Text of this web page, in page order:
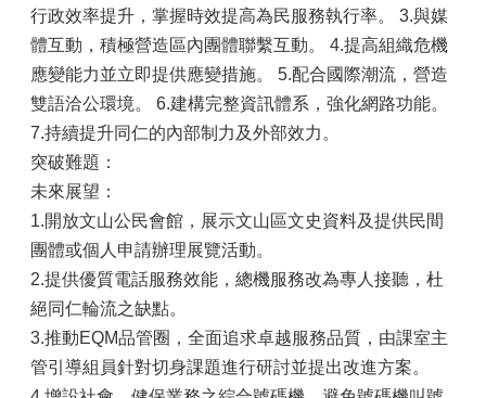
防
災
救
災
資
訊
(Disaster
prevention
response)
府
資
訊
公
行政效率提升，掌握時效提高為民服務執行率。 3.與媒
體互動，積極營造區內團體聯繫互動。 4.提高組織危機
應變能力並立即提供應變措施。 5.配合國際潮流，營造
雙語洽公環境。 6.建構完整資訊體系，強化網路功能。
7.持續提升同仁的內部制力及外部效力。
突破難題：
未來展望：
1.開放文山公民會館，展示文山區文史資料及提供民間
團體或個人申請辦理展覽活動。
2.提供優質電話服務效能，總機服務改為專人接聽，杜
絕同仁輪流之缺點。
3.推動EQM品管圈，全面追求卓越服務品質，由課室主
管引導組員針對切身課題進行研討並提出改進方案。